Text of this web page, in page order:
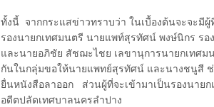
ทั้งนี้ จากกระแสข่าวทราบว่า ในเบื้องต้นจะจะมี
รองนายกเทศมนตรี นายแพท์สุรทัศน์ พงษ์นิกร รอ
และนายอภิชัย สัชฌะไชย เลขานุการนายกเทศม
กันในกลุ่มขอให้นายแพทย์สุรทัศน์ และนางชนูสี
ยื่นหนังสือลาออก
ส่วนผู้ที่จะเข้ามาเป็นรองนาย
อดีตปลัดเทศบาลนครลำปาง